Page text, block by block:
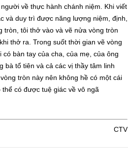
về thực hành chánh niệm. Khi viết
và duy trì được năng lượng niệm, định,
tròn, tôi thở vào và vẽ nửa vòng tròn
thở ra. Trong suốt thời gian vẽ vòng
bàn tay của cha, của mẹ, của ông
bà tổ tiên và cả các vị thầy tâm linh
tròn này nên không hề có một cái
có được tuệ giác về vô ngã
CTV